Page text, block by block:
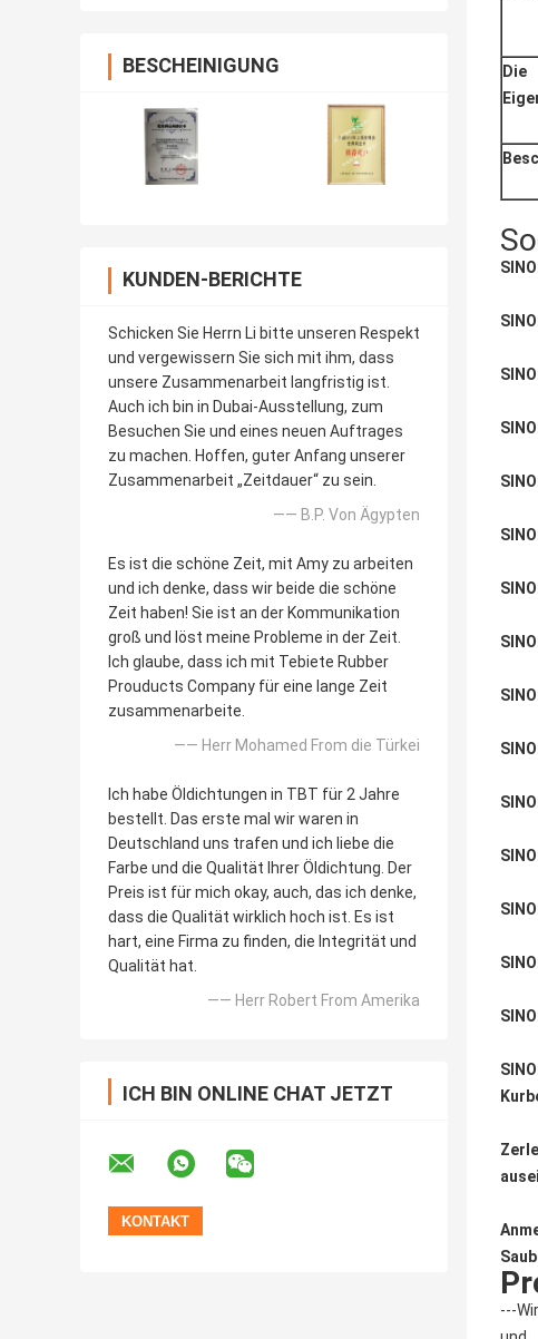
BESCHEINIGUNG
KUNDEN-BERICHTE
Schicken Sie Herrn Li bitte unseren Respekt
und vergewissern Sie sich mit ihm, dass
unsere Zusammenarbeit langfristig ist.
Auch ich bin in Dubai-Ausstellung, zum
Besuchen Sie und eines neuen Auftrages
zu machen. Hoffen, guter Anfang unserer
Zusammenarbeit „Zeitdauer“ zu sein.
—— B.P. Von Ägypten
Es ist die schöne Zeit, mit Amy zu arbeiten
und ich denke, dass wir beide die schöne
Zeit haben! Sie ist an der Kommunikation
groß und löst meine Probleme in der Zeit.
Ich glaube, dass ich mit Tebiete Rubber
Prouducts Company für eine lange Zeit
zusammenarbeite.
—— Herr Mohamed From die Türkei
Ich habe Öldichtungen in TBT für 2 Jahre
bestellt. Das erste mal wir waren in
Deutschland uns trafen und ich liebe die
Farbe und die Qualität Ihrer Öldichtung. Der
Preis ist für mich okay, auch, das ich denke,
dass die Qualität wirklich hoch ist. Es ist
hart, eine Firma zu finden, die Integrität und
Qualität hat.
—— Herr Robert From Amerika
ICH BIN ONLINE CHAT JETZT
Die
---